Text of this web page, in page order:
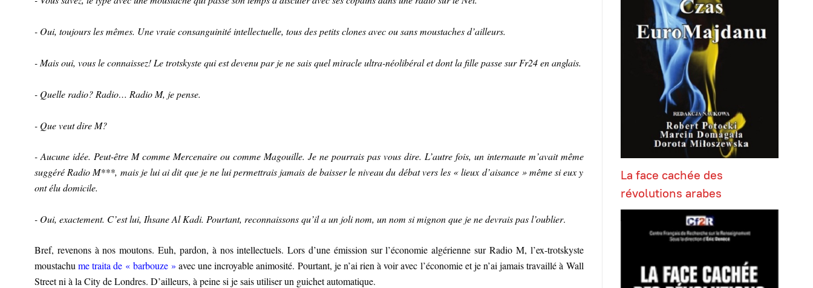
- Oui, toujours les mêmes. Une vraie consanguinité intellectuelle, tous des petits clones avec ou sans moustaches d’ailleurs.
- Mais oui, vous le connaissez! Le trotskyste qui est devenu par je ne sais quel miracle ultra-néolibéral et dont la fille passe sur Fr24 en anglais.
- Quelle radio? Radio… Radio M, je pense.
- Que veut dire M?
- Aucune idée. Peut-être M comme Mercenaire ou comme Magouille. Je ne pourrais pas vous dire. L’autre fois, un internaute m’avait même
suggéré Radio M***, mais je lui ai dit que je ne lui permettrais jamais de baisser le niveau du débat vers les « lieux d’aisance » même si eux y
ont élu domicile.
- Oui, exactement. C’est lui, Ihsane Al Kadi. Pourtant, reconnaissons qu’il a un joli nom, un nom si mignon que je ne devrais pas l’oublier.
Bref, revenons à nos moutons. Euh, pardon, à nos intellectuels. Lors d’une émission sur l’économie algérienne sur Radio M, l’ex-trotskyste
moustachume traita de « barbouze » avec une incroyable animosité. Pourtant, je n’ai rien à voir avec l’économie et je n’ai jamais travaillé à Wall
Street ni à la City de Londres. D’ailleurs, à peine si je sais utiliser un guichet automatique.
La face cachée des
révolutions arabes